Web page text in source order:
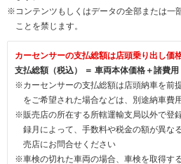
※コンテンツもしくはデータの全部または一
ことを禁じます。
カーセンサーの支払総額は店頭乗り出し価
支払総額（税込） ＝ 車両本体価格＋諸費用
※カーセンサーの支払総額は店頭納車を前
をご希望された場合などは、別途納車費
※販売店の所在する所轄運輸支局以外で登
録月によって、手数料や税金の額が異な
売店にお問合せください
※車検の切れた車両の場合、車検を取得す